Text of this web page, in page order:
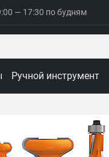
— 17:30 по будням
Ручной инструмент